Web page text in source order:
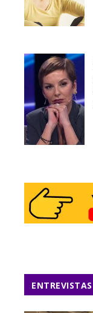
ENTREVISTAS